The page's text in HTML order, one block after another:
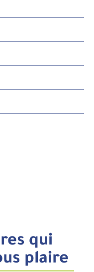
qui
plaire